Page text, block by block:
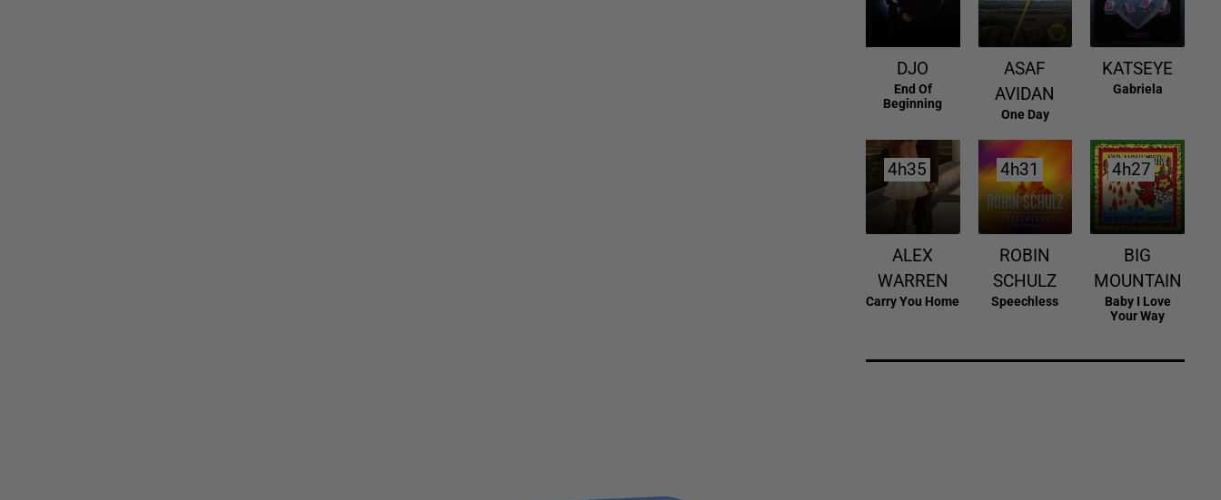
DJO
End Of
Beginning
ASAF
AVIDAN
One Day
KATSEYE
Gabriela
4h35
4h35
ALEX
WARREN
Carry You Home
4h31
4h31
ROBIN
SCHULZ
Speechless
4h27
4h27
BIG
MOUNTAIN
Baby I Love
Your Way